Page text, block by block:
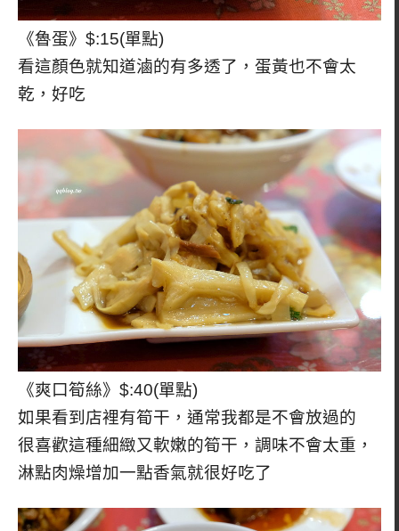
《魯蛋》$:15(單點)
看這顏色就知道滷的有多透了，蛋黃也不會太
乾，好吃
《爽口筍絲》$:40(單點)
如果看到店裡有筍干，通常我都是不會放過的
很喜歡這種細緻又軟嫩的筍干，調味不會太重，
淋點肉燥增加一點香氣就很好吃了